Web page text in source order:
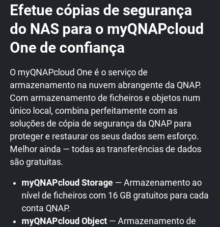
Efetue cópias de segurança
do NAS para o myQNAPcloud
One de confiança
O myQNAPcloud One é o serviço de
armazenamento na nuvem abrangente da QNAP.
Com armazenamento de ficheiros e objetos num
único local, combina perfeitamente com as
soluções de cópia de segurança da QNAP para
proteger e restaurar os seus dados sem esforço.
Melhor ainda — todas as transferências de dados
são gratuitas.
myQNAPcloud Storage — Armazenamento ao
nível de ficheiros com 16 GB gratuitos para cada
conta QNAP.
myQNAPcloud Object — Armazenamento de